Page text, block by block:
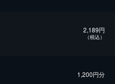
2,189円
（税込）
1,200円分